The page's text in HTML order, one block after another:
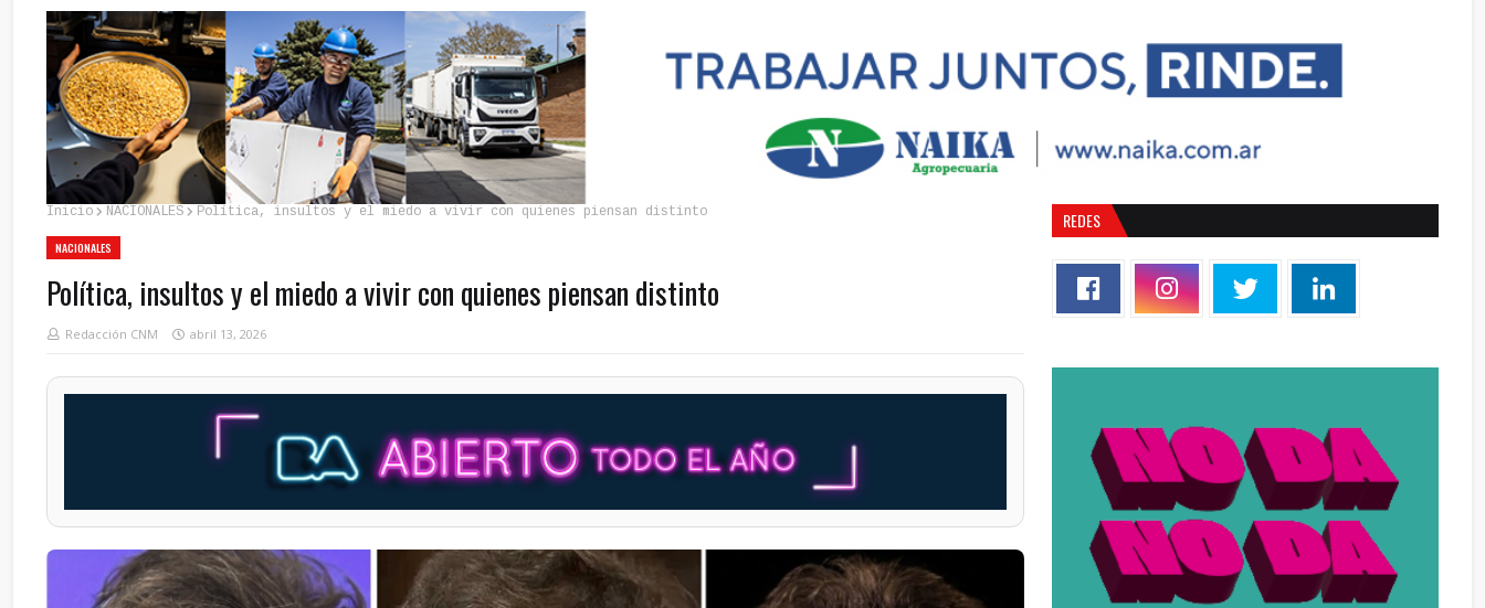
Inicio NACIONALES Política, insultos y el miedo a vivir con quienes piensan distinto
NACIONALES
Política, insultos y el miedo a vivir con quienes piensan distinto
Redacción CNM abril 13, 2026
REDES